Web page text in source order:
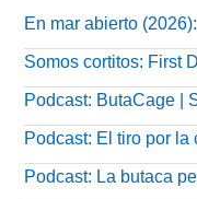
En mar abierto
Somos cortitos: First
Podcast: ButaCage |
Podcast: El tiro por la
Podcast: La butaca